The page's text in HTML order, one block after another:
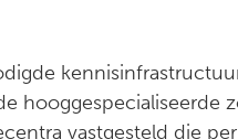
hooggespecialiseerde
vastgesteld die